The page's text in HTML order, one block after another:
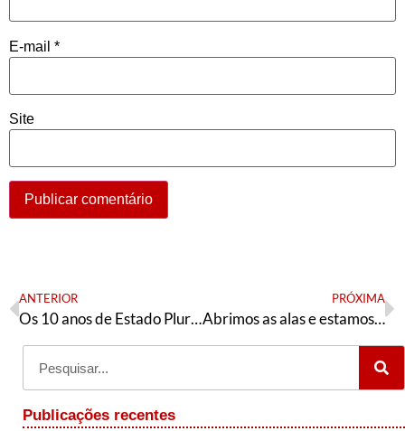
E-mail *
Site
ANTERIOR
Os 10 anos de Estado Plurinacional da Bolívia: Forças populares continuam vivas mas sem ilusões
PRÓXIMA
Abrimos as alas e estamos passando
Publicações recentes